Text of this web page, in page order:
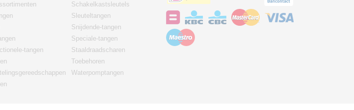
tangen
Schakelkastsleutels
Sleuteltangen
Snijdende-tangen
Speciale-tangen
Staaldraadscharen
Toebehoren
Waterpomptangen